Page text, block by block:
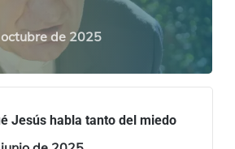
de 2025
Jesús habla tanto del miedo